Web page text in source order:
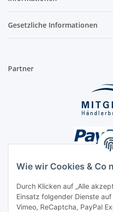
Wie wir Cookies & Co
Durch Klicken auf „Alle
Einsatz folgender Dienste
Vimeo, ReCaptcha, PayPal
Gesetzliche Informationen
Partner
Unsere Seiten